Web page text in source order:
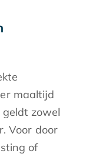
maaltijd
zowel
Voor door
of